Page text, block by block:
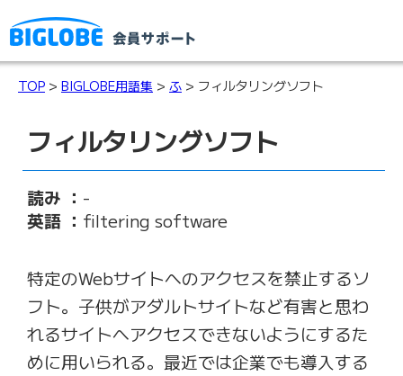
TOP > BIGLOBE用語集 > ふ > フィルタリングソフト
フィルタリングソフト
読み ： -
英語 ： filtering software
特定のWebサイトへのアクセスを禁止するソ
フト。子供がアダルトサイトなど有害と思わ
れるサイトへアクセスできないようにするた
めに用いられる。最近では企業でも導入する